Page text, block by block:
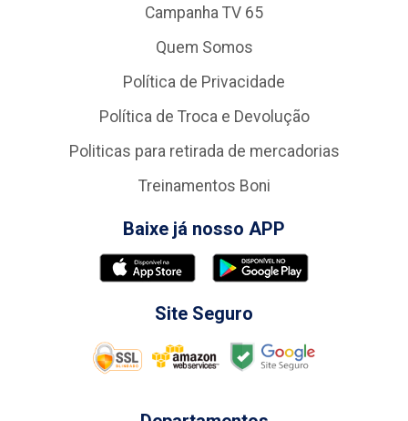
Campanha TV 65
Quem Somos
Política de Privacidade
Política de Troca e Devolução
Politicas para retirada de mercadorias
Treinamentos Boni
Baixe já nosso APP
Site Seguro